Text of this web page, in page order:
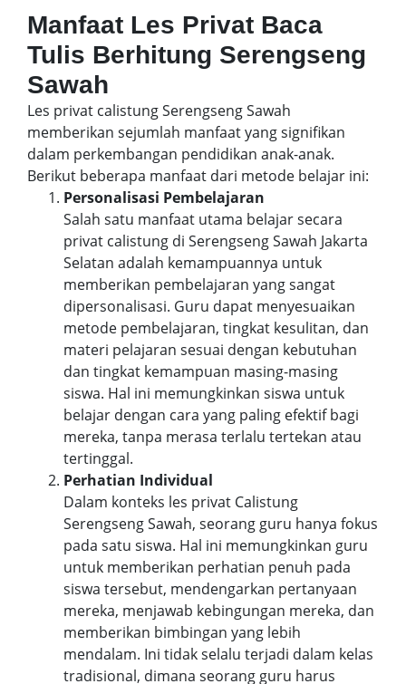
Manfaat Les Privat Baca
Tulis Berhitung Serengseng
Sawah
Les privat calistung Serengseng Sawah
memberikan sejumlah manfaat yang signifikan
dalam perkembangan pendidikan anak-anak.
Berikut beberapa manfaat dari metode belajar ini:
Personalisasi Pembelajaran
Salah satu manfaat utama belajar secara
privat calistung di Serengseng Sawah Jakarta
Selatan adalah kemampuannya untuk
memberikan pembelajaran yang sangat
dipersonalisasi. Guru dapat menyesuaikan
metode pembelajaran, tingkat kesulitan, dan
materi pelajaran sesuai dengan kebutuhan
dan tingkat kemampuan masing-masing
siswa. Hal ini memungkinkan siswa untuk
belajar dengan cara yang paling efektif bagi
mereka, tanpa merasa terlalu tertekan atau
tertinggal.
Perhatian Individual
Dalam konteks les privat Calistung
Serengseng Sawah, seorang guru hanya fokus
pada satu siswa. Hal ini memungkinkan guru
untuk memberikan perhatian penuh pada
siswa tersebut, mendengarkan pertanyaan
mereka, menjawab kebingungan mereka, dan
memberikan bimbingan yang lebih
mendalam. Ini tidak selalu terjadi dalam kelas
tradisional, dimana seorang guru harus